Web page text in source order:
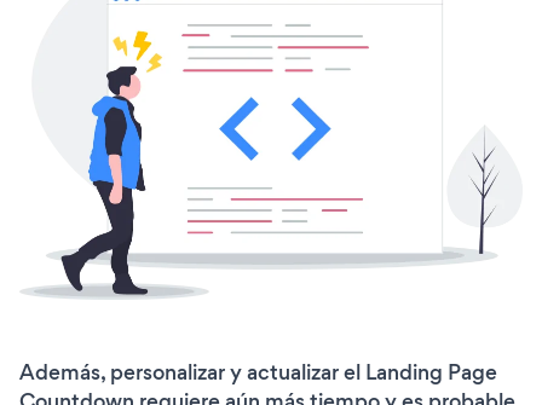
Además, personalizar y actualizar el Landing Page